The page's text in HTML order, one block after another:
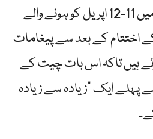
مذاکرات کار اسلام آباد میں 11-12 اپریل کو ہونے والے
اختتام کے بعد سے پیغامات
ہیں تاکہ اس بات چیت کے
پہلے ایک "زیادہ سے زیادہ